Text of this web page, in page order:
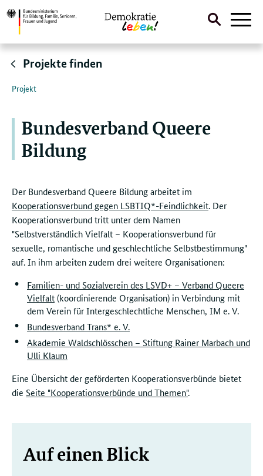
Direktlink:
Suche
Projekte finden
Projekt
Bundesverband Queere
Bildung
Der Bundesverband Queere Bildung arbeitet im
Kooperationsverbund gegen LSBTIQ*-Feindlichkeit. Der
Kooperationsverbund tritt unter dem Namen
"Selbstverständlich Vielfalt – Kooperationsverbund für
sexuelle, romantische und geschlechtliche Selbstbestimmung"
auf. In ihm arbeiten zudem drei weitere Organisationen:
Familien- und Sozialverein des LSVD+ – Verband Queere
Vielfalt(koordinierende Organisation) in Verbindung mit
dem Verein für Intergeschlechtliche Menschen, IM e. V.
Bundesverband Trans* e. V.
Akademie Waldschlösschen – Stiftung Rainer Marbach und
Ulli Klaum
Eine Übersicht der geförderten Kooperationsverbünde bietet
die Seite "Kooperationsverbünde und Themen".
Weitere
Auf einen Blick